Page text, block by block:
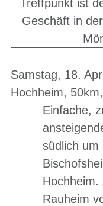
Treffpunkt ist
Geschäft in
Samstag, 18.
Hochheim,
Einfache,
südlich um
Hochheim.
Rauheim